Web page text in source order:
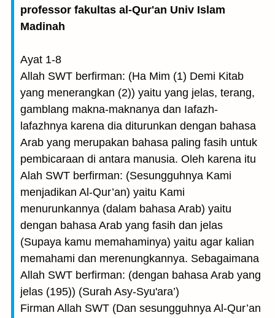
professor fakultas al-Qur'an Univ Islam
Madinah
Ayat 1-8
Allah SWT berfirman: (Ha Mim (1) Demi Kitab
yang menerangkan (2)) yaitu yang jelas, terang,
gamblang makna-maknanya dan Iafazh-
lafazhnya karena dia diturunkan dengan bahasa
Arab yang merupakan bahasa paling fasih untuk
pembicaraan di antara manusia. Oleh karena itu
Alah SWT berfirman: (Sesungguhnya Kami
menjadikan Al-Qur’an) yaitu Kami
menurunkannya (dalam bahasa Arab) yaitu
dengan bahasa Arab yang fasih dan jelas
(Supaya kamu memahaminya) yaitu agar kalian
memahami dan merenungkannya. Sebagaimana
Allah SWT berfirman: (dengan bahasa Arab yang
jelas (195)) (Surah Asy-Syu'ara’)
Firman Allah SWT (Dan sesungguhnya Al-Qur’an